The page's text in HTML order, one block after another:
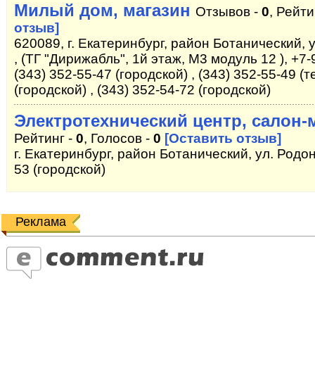
Милый дом, магазин Отзывов - 0,
отзыв]
620089, г. Екатеринбург, район
, (ТГ "Дирижабль", 1й этаж, M3 модуль 12 ),
(343) 352-55-47 (городской) , (343) 352-55-49
(городской) , (343) 352-54-72 (городской)
Электротехнический центр, салон-
Рейтинг - 0, Голосов - 0 [Оставить отзыв]
г. Екатеринбург, район Ботанический, ул.
53 (городской)
Реклама